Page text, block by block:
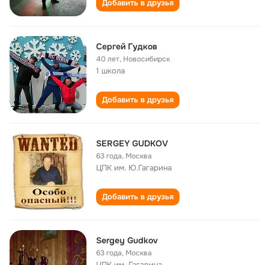
Добавить в друзья
Сергей Гудков
40 лет, Новосибирск
1 школа
Добавить в друзья
SERGEY GUDKOV
63 года, Москва
ЦПК им. Ю.Гагарина
Добавить в друзья
Sergey Gudkov
63 года, Москва